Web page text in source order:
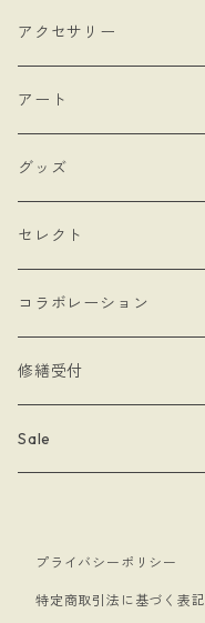
・bracket No.
- リボン
- モロッカンチャーム
- hand
- Drop Rose
- 本型チャーム
- Lady & Royal
- 月星夜
- papillon
- ロゼットタイプ
- ネックレスタイプ
- シングルタイプ
- チェーン・カラビナ
アクセサリー
- ブローチ
- 耳飾り
- ネックレス
アート
グッズ
- バッグ
- ステッカー
- クリーナークロス
- 文房具
- ケース
セレクト
コラボレーション
limboussole
こまっちゃん
修繕受付
Sale
プライバシーポリシー
特定商取引法に基づく表記